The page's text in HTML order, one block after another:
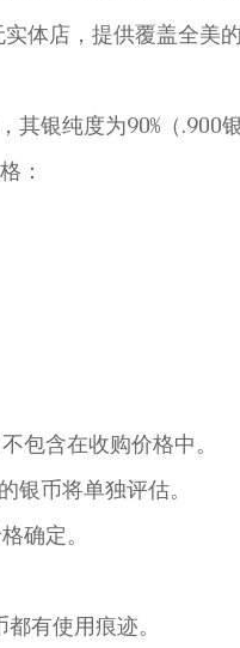
体店，提供覆盖全美
银纯度为90%（.900
：
包含在收购价格中。
币将单独评估。
确定。
有使用痕迹。